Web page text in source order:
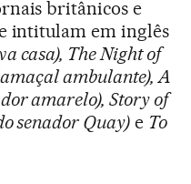
britânicos e
intitulam em inglês
casa), The Night of
ambulante), A
amarelo), Story of
senador Quay) e To